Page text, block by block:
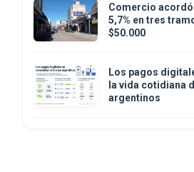
Comercio acordó
5,7% en tres
$50.000
Los pagos
la vida cotidiana
argentinos